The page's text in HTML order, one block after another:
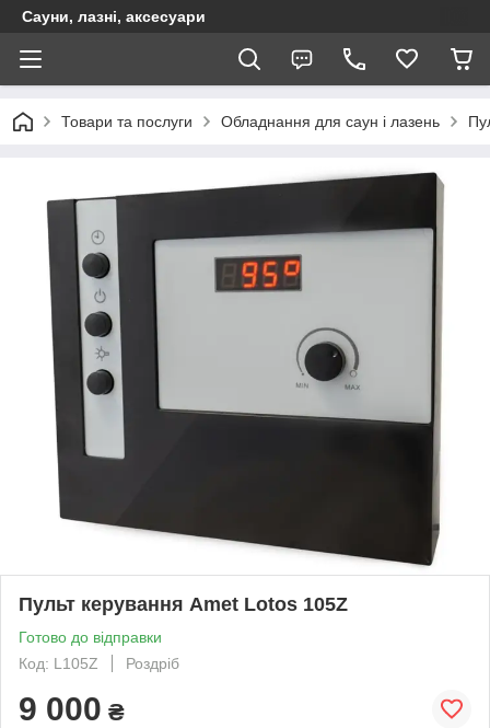
Сауни, лазні, аксесуари
Товари та послуги Обладнання для саун і лазень
Пульт керування Amet Lotos 105Z
Готово до відправки
Код: L105Z
Роздріб
9 000 ₴